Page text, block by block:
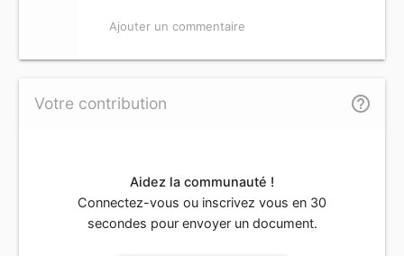
Ajouter un commentaire
Votre contribution help_outline
Aidez la communauté !
Connectez-vous ou inscrivez vous en 30
secondes pour envoyer un document.